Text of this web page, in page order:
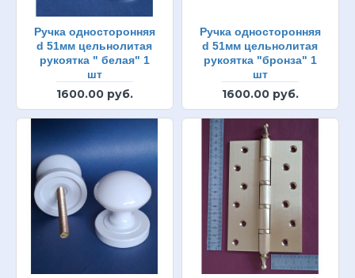
Ручка односторонняя
d 51мм цельнолитая
рукоятка " белая" 1
шт
1600.00 руб.
Ручка односторонняя
d 51мм цельнолитая
рукоятка "бронза" 1
шт
1600.00 руб.